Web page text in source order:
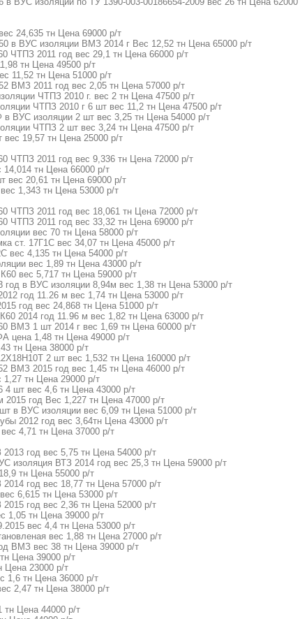
24,635 тн Цена 69000 р/т
в ВУС изоляции ВМЗ 2014 г Вес 12,52 тн Цена 65000 р/т
ЧТПЗ 2011 год вес 29,1 тн Цена 66000 р/т
тн Цена 49500 р/т
11,52 тн Цена 51000 р/т
ВМЗ 2011 год вес 2,05 тн Цена 57000 р/т
ЧТПЗ 2010 г. вес 2 тн Цена 47500 р/т
ЧТПЗ 2010 г 6 шт вес 11,2 тн Цена 47500 р/т
ВУС изоляции 2 шт вес 3,25 тн Цена 54000 р/т
ЧТПЗ 2 шт вес 3,24 тн Цена 47500 р/т
19,57 тн Цена 25000 р/т
ЧТПЗ 2011 год вес 9,336 тн Цена 72000 р/т
тн Цена 66000 р/т
вес 20,61 тн Цена 69000 р/т
1,343 тн Цена 53000 р/т
ЧТПЗ 2011 год вес 18,061 тн Цена 72000 р/т
ЧТПЗ 2011 год вес 33,32 тн Цена 69000 р/т
вес 70 тн Цена 58000 р/т
ст. 17Г1С вес 34,07 тн Цена 45000 р/т
вес 4,135 тн Цена 54000 р/т
вес 1,89 тн Цена 43000 р/т
вес 5,717 тн Цена 59000 р/т
год в ВУС изоляции 8,94м вес 1,38 тн Цена 53000 р/т
год 11.26 м вес 1,74 тн Цена 53000 р/т
год вес 24,868 тн Цена 51000 р/т
2014 год 11.96 м вес 1,82 тн Цена 63000 р/т
ВМЗ 1 шт 2014 г вес 1,69 тн Цена 60000 р/т
цена 1,48 тн Цена 49000 р/т
тн Цена 38000 р/т
2 шт вес 1,532 тн Цена 160000 р/т
ВМЗ 2015 год вес 1,45 тн Цена 46000 р/т
1,27 тн Цена 29000 р/т
4 шт вес 4,6 тн Цена 43000 р/т
2015 год Вес 1,227 тн Цена 47000 р/т
в ВУС изоляции вес 6,09 тн Цена 51000 р/т
2012 год вес 3,64тн Цена 43000 р/т
4,71 тн Цена 37000 р/т
год вес 5,75 тн Цена 54000 р/т
изоляция ВТЗ 2014 год вес 25,3 тн Цена 59000 р/т
тн Цена 55000 р/т
год вес 18,77 тн Цена 57000 р/т
6,615 тн Цена 53000 р/т
год вес 2,36 тн Цена 52000 р/т
1,05 тн Цена 39000 р/т
вес 4,4 тн Цена 53000 р/т
вес 1,88 тн Цена 27000 р/т
ВМЗ вес 38 тн Цена 39000 р/т
Цена 39000 р/т
Цена 23000 р/т
1,6 тн Цена 36000 р/т
2,47 тн Цена 38000 р/т
тн Цена 44000 р/т